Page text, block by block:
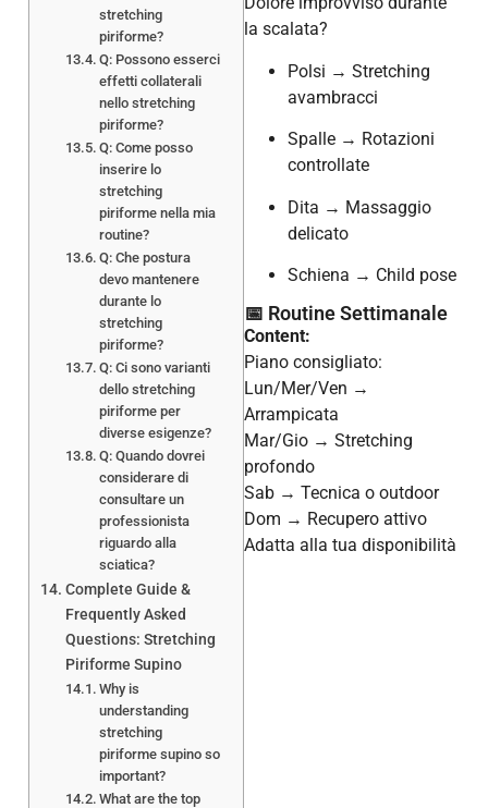
stretching
piriforme?
Q: Possono esserci
effetti collaterali
nello stretching
piriforme?
Q: Come posso
inserire lo
stretching
piriforme nella mia
routine?
Q: Che postura
devo mantenere
durante lo
stretching
piriforme?
Q: Ci sono varianti
dello stretching
piriforme per
diverse esigenze?
Q: Quando dovrei
considerare di
consultare un
professionista
riguardo alla
sciatica?
Complete Guide &
Frequently Asked
Questions: Stretching
Piriforme Supino
Why is
understanding
stretching
piriforme supino so
important?
What are the top
la scalata?
Polsi → Stretching
avambracci
Spalle → Rotazioni
controllate
Dita → Massaggio
delicato
Schiena → Child pose
📅 Routine Settimanale
Content:
Piano consigliato:
Lun/Mer/Ven →
Arrampicata
Mar/Gio → Stretching
profondo
Sab → Tecnica o outdoor
Dom → Recupero attivo
Adatta alla tua disponibilità